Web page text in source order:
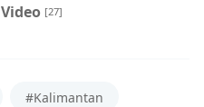
Video [27]
#Kalimantan